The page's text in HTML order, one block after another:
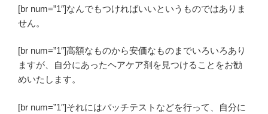
[br num=”1″]なんでもつければいいというものではありま
せん。
[br num=”1″]高額なものから安価なものまでいろいろあり
ますが、自分にあったヘアケア剤を見つけることをお勧
めいたします。
[br num=”1″]それにはパッチテストなどを行って、自分に